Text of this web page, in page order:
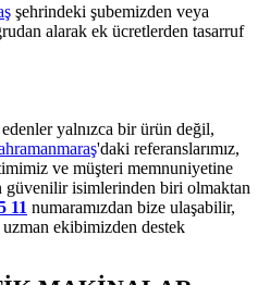
şehrindeki şubemizden veya
alarak ek ücretlerden tasarruf
yalnızca bir ürün değil,
'daki referanslarımız,
ve müşteri memnuniyetine
güvenilir isimlerinden biri olmaktan
11 numaramızdan bize ulaşabilir,
ekibimizden destek